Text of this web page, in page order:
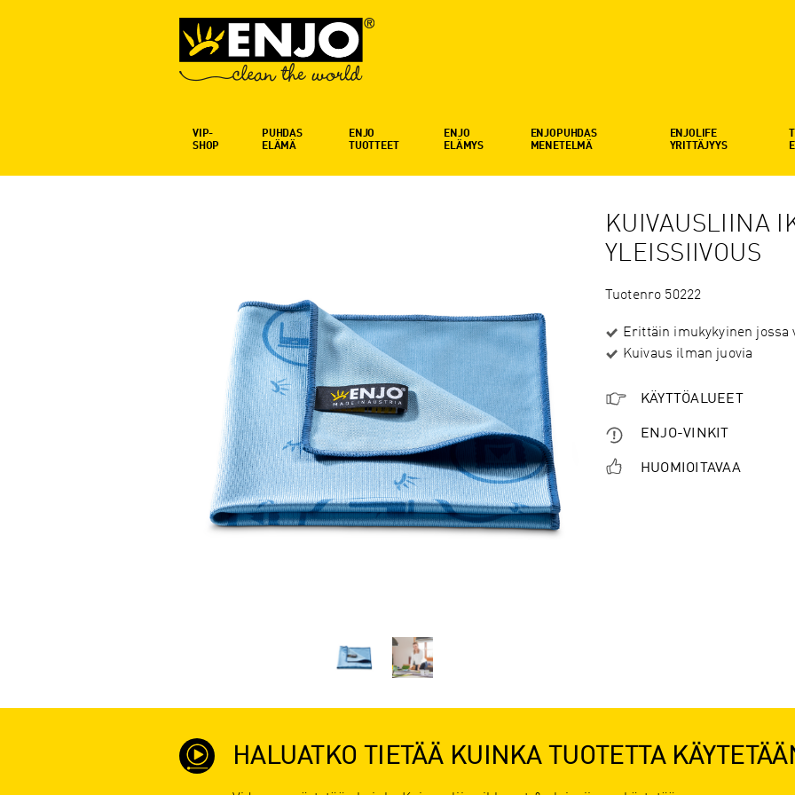
VIP-
SHOP
PUHDAS
ELÄMÄ
ENJO
TUOTTEET
ENJO
ELÄMYS
ENJOPUHDAS
MENETELMÄ
ENJOLIFE
YRITTÄJYYS
KUIVAUSLIINA
YLEISSIIVOUS
Tuotenro 50222
Erittäin imukykyinen
Kuivaus ilman juovia
KÄYTTÖALUEET
ENJO-VINKIT
HUOMIOITAVAA
HALUATKO TIETÄÄ KUINKA TUOTETTA